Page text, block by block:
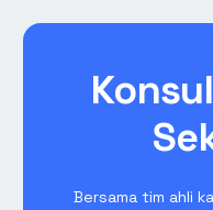
Bersama tim ahli